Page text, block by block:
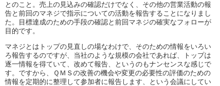
とのこと。売上の見込みの確認だけでなく、その他の営業活動の報
告と前回のマネジで指示についての活動を報告することになりまし
た。目標達成のための手段の確認と前回マネジの確実なフォローが
目的です。
マネジとはトップの見直しの場なわけで、そのための情報をいろい
ろ報告するのですが、当社のような規模の会社であれば、トップは
逐一情報を得ていて、改めて報告、というのもナンセンスな感じで
す。ですから、ＱＭＳの改善の機会や変更の必要性の評価のための
情報を定期的に整理して参加者に報告します、という会議にしてい